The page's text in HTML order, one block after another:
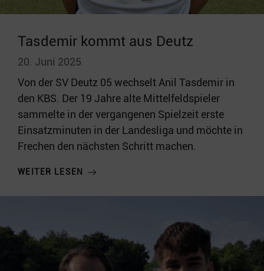
Tasdemir kommt aus Deutz
20. Juni 2025
Von der SV Deutz 05 wechselt Anil Tasdemir in
den KBS. Der 19 Jahre alte Mittelfeldspieler
sammelte in der vergangenen Spielzeit erste
Einsatzminuten in der Landesliga und möchte in
Frechen den nächsten Schritt machen.
WEITER LESEN